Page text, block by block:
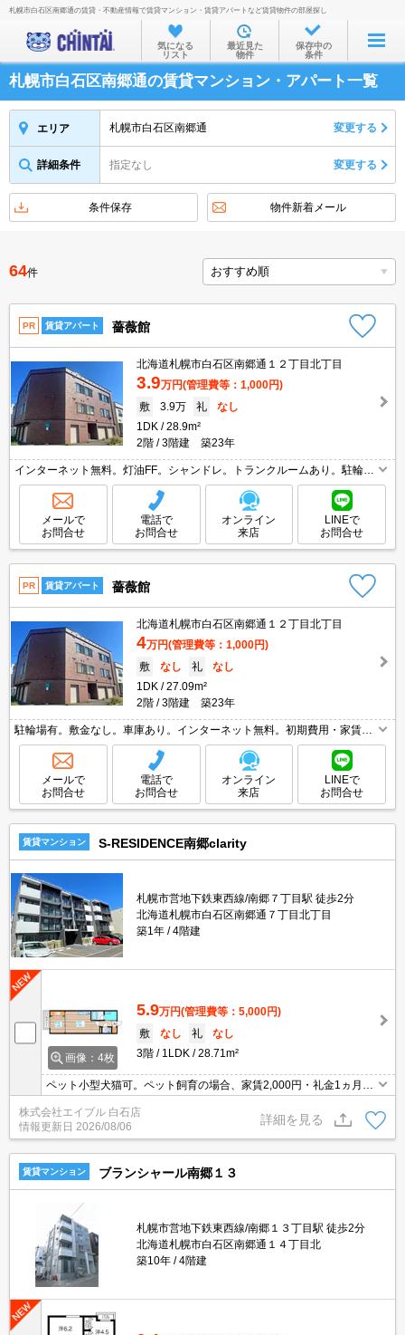
お部屋を探す
沿線・駅から
住所から
家賃相場から
物件特集から
不動産会社から
TOP
札幌市白石区南郷通の賃貸・不動産情報で賃貸マンション・賃貸アパートなど賃貸物件の部屋探し
気になる
リスト
最近見た
物件
保存中の
条件
札幌市白石区南郷通の賃貸マンション・アパート一覧
エリア 札幌市白石区南郷通 変更する
詳細条件 指定なし 変更する
条件保存 物件新着メール
64件
PR 賃貸アパート 薔薇館
北海道札幌市白石区南郷通１２丁目北丁目
3.9万円(管理費等：1,000円)
敷
3.9万 礼
なし
1DK
28.9m²
2階
3階建 築23年
インターネット無料。灯油FF。シャンドレ。トランクルームあり。駐輪場
有。引越指定業者あり。初期費用・家賃カード払い可。スーパーへ280
m。コンビニへ315m。総合病院へ840m。独立キッチン。
メールで
お問合せ
電話で
お問合せ
オンライン
来店
LINEで
お問合せ
PR 賃貸アパート 薔薇館
北海道札幌市白石区南郷通１２丁目北丁目
4万円(管理費等：1,000円)
敷
なし 礼
なし
1DK
27.09m²
2階
3階建 築23年
駐輪場有。敷金なし。車庫あり。インターネット無料。初期費用・家賃カ
ード払い可。
メールで
お問合せ
電話で
お問合せ
オンライン
来店
LINEで
お問合せ
賃貸マンション S-RESIDENCE南郷clarity
札幌市営地下鉄東西線/南郷７丁目駅 徒歩2分
北海道札幌市白石区南郷通７丁目北丁目
築1年
4階建
画像：4枚
5.9万円(管理費等：5,000円)
敷
なし 礼
なし
3階
1LDK 28.71m²
ペット小型犬猫可。ペット飼育の場合、家賃2,000円・礼金1ヵ月
増。エアコン付き。インターネット使用料無料!。宅配ボックスあ
り。ロードヒーティング。シャワー付独立洗面台。初期費用クレジ
ット払い可能。
株式会社エイブル 白石店
情報更新日 2026/08/06
詳細を見る
賃貸マンション ブランシャール南郷１３
札幌市営地下鉄東西線/南郷１３丁目駅 徒歩2分
北海道札幌市白石区南郷通１４丁目北
築10年
4階建